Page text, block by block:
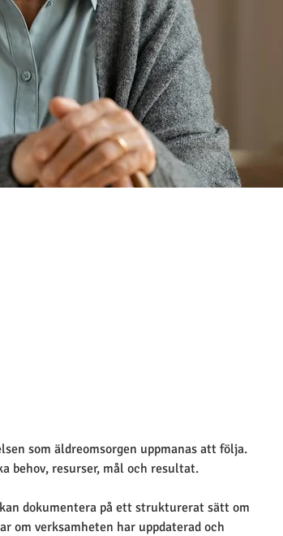
som äldreomsorgen uppmanas att följa.
behov, resurser, mål och resultat.
dokumentera på ett strukturerat sätt om
om verksamheten har uppdaterad och